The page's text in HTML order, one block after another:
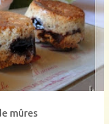
mûres